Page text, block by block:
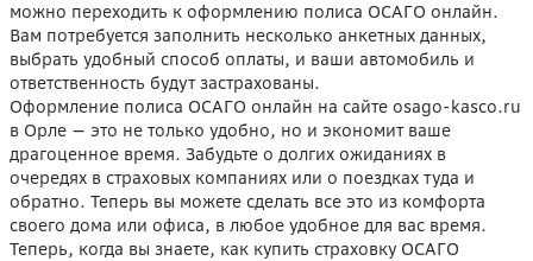
можно переходить к оформлению полиса ОСАГО онлайн.
Вам потребуется заполнить несколько анкетных данных,
выбрать удобный способ оплаты, и ваши автомобиль и
ответственность будут застрахованы.
Оформление полиса ОСАГО онлайн на сайте osago-kasco.ru
в Орле — это не только удобно, но и экономит ваше
драгоценное время. Забудьте о долгих ожиданиях в
очередях в страховых компаниях или о поездках туда и
обратно. Теперь вы можете сделать все это из комфорта
своего дома или офиса, в любое удобное для вас время.
Теперь, когда вы знаете, как купить страховку ОСАГО